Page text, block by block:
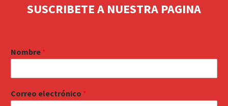
SUSCRIBETE A NUESTRA PAGINA
Nombre *
Correo electrónico *